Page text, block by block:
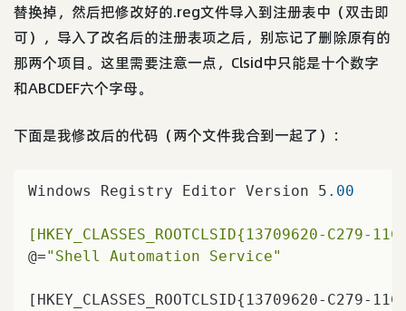
替换掉，然后把修改好的.reg文件导入到注册表中（双击即
可），导入了改名后的注册表项之后，别忘记了删除原有的
那两个项目。这里需要注意一点，Clsid中只能是十个数字
和ABCDEF六个字母。
下面是我修改后的代码（两个文件我合到一起了）：
Windows Registry Editor Version 5 .00
[HKEY_CLASSES_ROOTCLSID{13709620-C279-
@="Shell Automation Service"
[HKEY_CLASSES_ROOTCLSID{13709620-